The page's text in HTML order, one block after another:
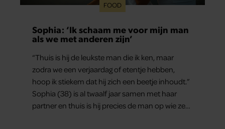
FOOD
Sophia: ‘Ik schaam me voor mijn man
als we met anderen zijn’
“Thuis is hij de leukste man die ik ken, maar
zodra we een verjaardag of etentje hebben,
hoop ik stiekem dat hij zich een beetje inhoudt.”
Sophia (38) is al twaalf jaar samen met haar
partner en thuis is hij precies de man op wie ze